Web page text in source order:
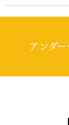
アンダ